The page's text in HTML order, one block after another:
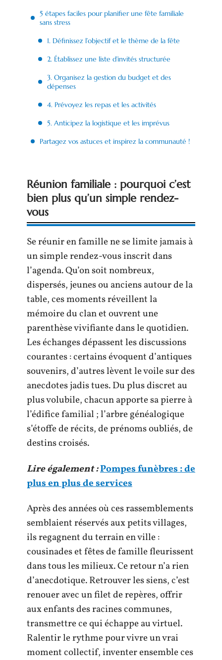
5 étapes faciles pour planifier une fête familiale
sans stress
1. Définissez l’objectif et le thème de la fête
2. Établissez une liste d’invités structurée
3. Organisez la gestion du budget et des
dépenses
4. Prévoyez les repas et les activités
5. Anticipez la logistique et les imprévus
Partagez vos astuces et inspirez la communauté !
Réunion familiale : pourquoi c’est
bien plus qu’un simple rendez-
vous
Se réunir en famille ne se limite jamais à
un simple rendez-vous inscrit dans
l’agenda. Qu’on soit nombreux,
dispersés, jeunes ou anciens autour de la
table, ces moments réveillent la
mémoire du clan et ouvrent une
parenthèse vivifiante dans le quotidien.
Les échanges dépassent les discussions
courantes : certains évoquent d’antiques
souvenirs, d’autres lèvent le voile sur des
anecdotes jadis tues. Du plus discret au
plus volubile, chacun apporte sa pierre à
l’édifice familial ; l’arbre généalogique
s’étoffe de récits, de prénoms oubliés, de
destins croisés.
Lire également :Pompes funèbres : de
plus en plus de services
Après des années où ces rassemblements
semblaient réservés aux petits villages,
ils regagnent du terrain en ville :
cousinades et fêtes de famille fleurissent
dans tous les milieux. Ce retour n’a rien
d’anecdotique. Retrouver les siens, c’est
renouer avec un filet de repères, offrir
aux enfants des racines communes,
transmettre ce qui échappe au virtuel.
Ralentir le rythme pour vivre un vrai
moment collectif, inventer ensemble ces